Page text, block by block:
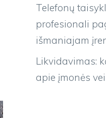
Telefonų
profesionali
išmaniajam
Likvidavimas:
apie įmonės